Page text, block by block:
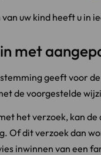
uw kind heeft u in
met
geeft voor
de voorgestelde
het verzoek, kan
Of dit verzoek dan
inwinnen van een